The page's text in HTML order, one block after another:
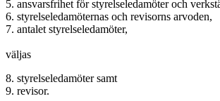
5. ansvarsfrihet för styrelseledamöter och
6. styrelseledamöternas och revisorns arvoden,
7. antalet styrelseledamöter,
väljas
8. styrelseledamöter samt
9. revisor.